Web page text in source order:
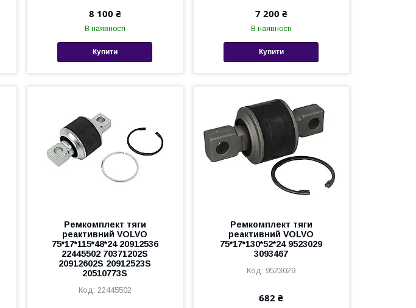
8 100 ₴
В наявності
Купити
7 200 ₴
В наявності
Купити
Ремкомплект тяги
реактивний VOLVO
75*17*115*48*24 20912536
22445502 70371202S
20912602S 20912523S
20510773S
22445502
Ремкомплект тяги
реактивний VOLVO
75*17*130*52*24 9523029
3093467
9523029
682 ₴